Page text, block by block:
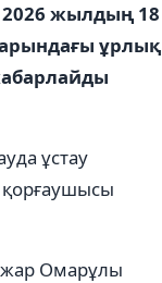
2026 жылдың 18
ұрлық
ұстау
Омарұлы